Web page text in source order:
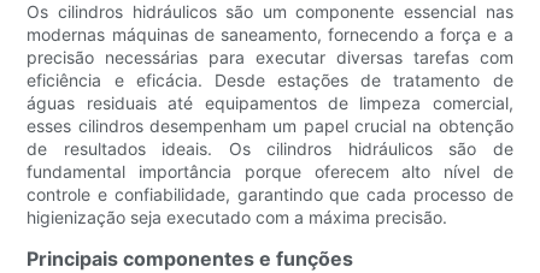
Os cilindros hidráulicos são um componente essencial nas
modernas máquinas de saneamento, fornecendo a força e a
precisão necessárias para executar diversas tarefas com
eficiência e eficácia. Desde estações de tratamento de
águas residuais até equipamentos de limpeza comercial,
esses cilindros desempenham um papel crucial na obtenção
de resultados ideais. Os cilindros hidráulicos são de
fundamental importância porque oferecem alto nível de
controle e confiabilidade, garantindo que cada processo de
higienização seja executado com a máxima precisão.
Principais componentes e funções